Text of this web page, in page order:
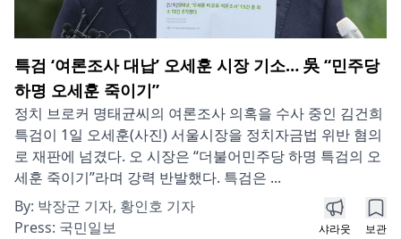
특검 ‘여론조사 대납’ 오세훈 시장 기소… 吳 “민주당
하명 오세훈 죽이기”
정치 브로커 명태균씨의 여론조사 의혹을 수사 중인 김건희
특검이 1일 오세훈(사진) 서울시장을 정치자금법 위반 혐의
로 재판에 넘겼다. 오 시장은 “더불어민주당 하명 특검의 오
세훈 죽이기”라며 강력 반발했다. 특검은 ...
By: 박장군 기자, 황인호 기자
Press: 국민일보 샤라웃 보관